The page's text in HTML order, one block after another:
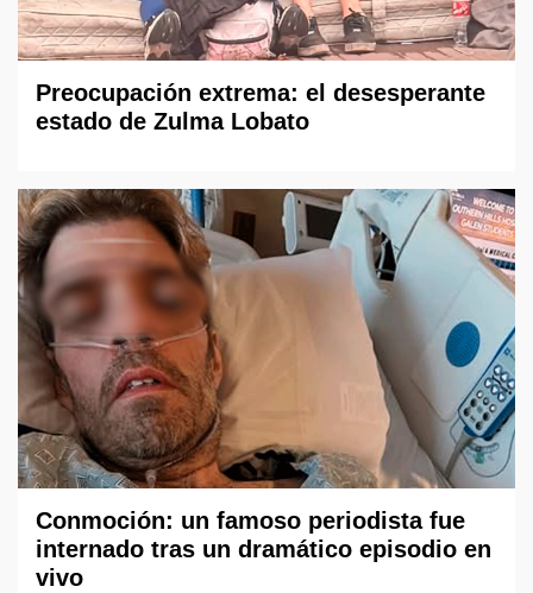
Preocupación extrema: el desesperante
estado de Zulma Lobato
Conmoción: un famoso periodista fue
internado tras un dramático episodio en
vivo